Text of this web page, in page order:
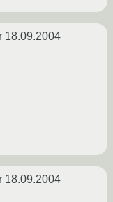
18.09.2004
18.09.2004